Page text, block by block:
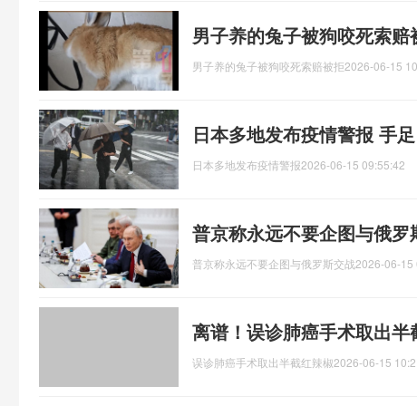
男子养的兔子被狗咬死索
男子养的兔子被狗咬死索赔被拒2026-06-15
日本多地发布疫情警报 手
日本多地发布疫情警报2026-06-15 09:55:42
普京称永远不要企图与俄
普京称永远不要企图与俄罗斯交战2026-06-15
离谱！误诊肺癌手术取出半
误诊肺癌手术取出半截红辣椒2026-06-15